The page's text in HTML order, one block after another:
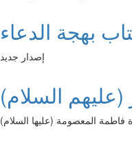
بهجة الدعاء
إصدار جديد
(عليهم السلام)
فاطمة المعصومة (عليها السلام)